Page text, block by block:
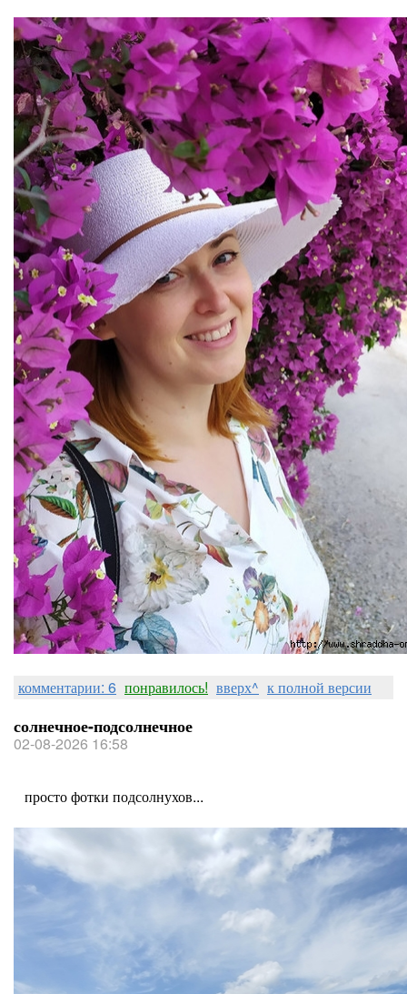
комментарии: 6 понравилось! вверх^ к полной версии
солнечное-подсолнечное
02-08-2026 16:58
просто фотки подсолнухов...